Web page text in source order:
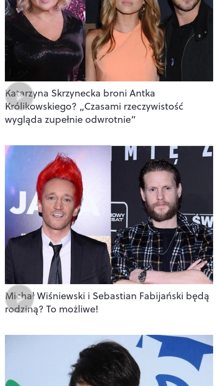
Katarzyna Skrzynecka broni Antka
Królikowskiego? „Czasami rzeczywistość
wygląda zupełnie odwrotnie”
Michał Wiśniewski i Sebastian Fabijański będą
rodziną? To możliwe!